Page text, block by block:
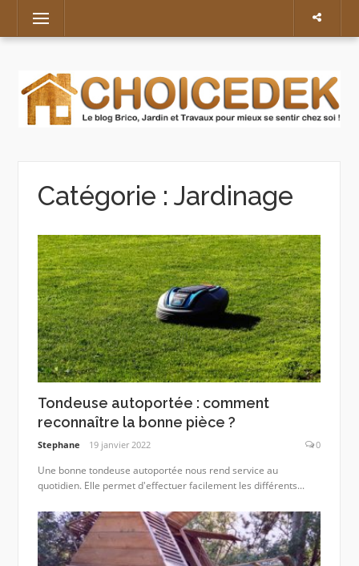
content
Menu
Catégorie : Jardinage
Tondeuse autoportée : comment
reconnaître la bonne pièce ?
Stephane 19 janvier 2022 0
Une bonne tondeuse autoportée nous rend service au
quotidien. Elle permet d'effectuer facilement les différents...